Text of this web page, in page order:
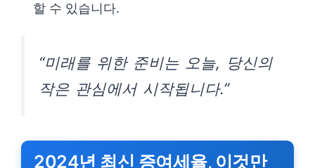
할 수 있습니다.
“미래를 위한 준비는 오늘, 당신의
작은 관심에서 시작됩니다.”
2024년 최신 증여세율, 이것만